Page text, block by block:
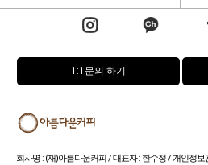
1:1문의 하기
회사명 : (재)아름다운커피 / 대표자 : 한수정 / 개인정보